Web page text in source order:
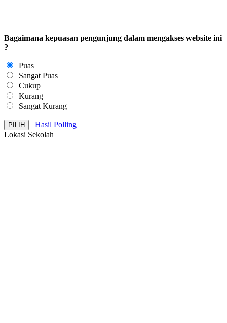
Bagaimana kepuasan pengunjung dalam mengakses website ini
?
Puas
Sangat Puas
Cukup
Kurang
Sangat Kurang
Hasil Polling
Lokasi Sekolah